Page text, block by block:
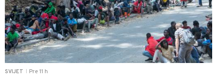
SVIJET Pre 11 h